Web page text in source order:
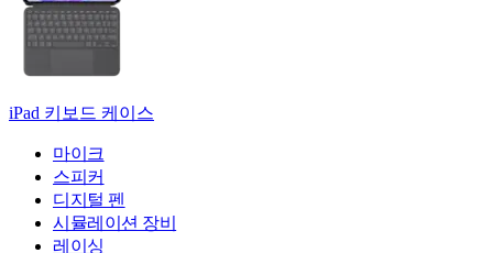
iPad 키보드 케이스
마이크
스피커
디지털 펜
시뮬레이션 장비
레이싱